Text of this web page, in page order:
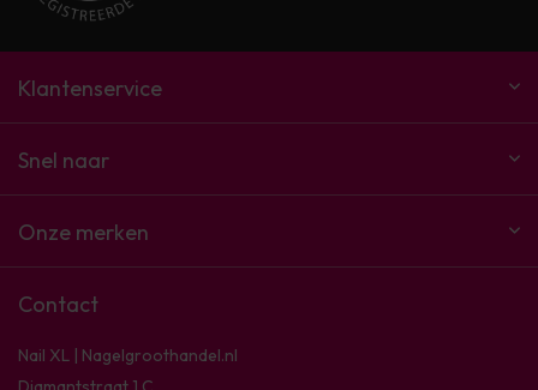
Klantenservice
Snel naar
Onze merken
Contact
Nail XL | Nagelgroothandel.nl